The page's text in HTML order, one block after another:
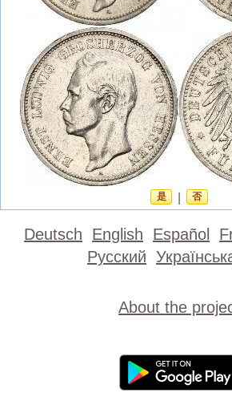
是 否
Deutsch English Español
Русский
About the